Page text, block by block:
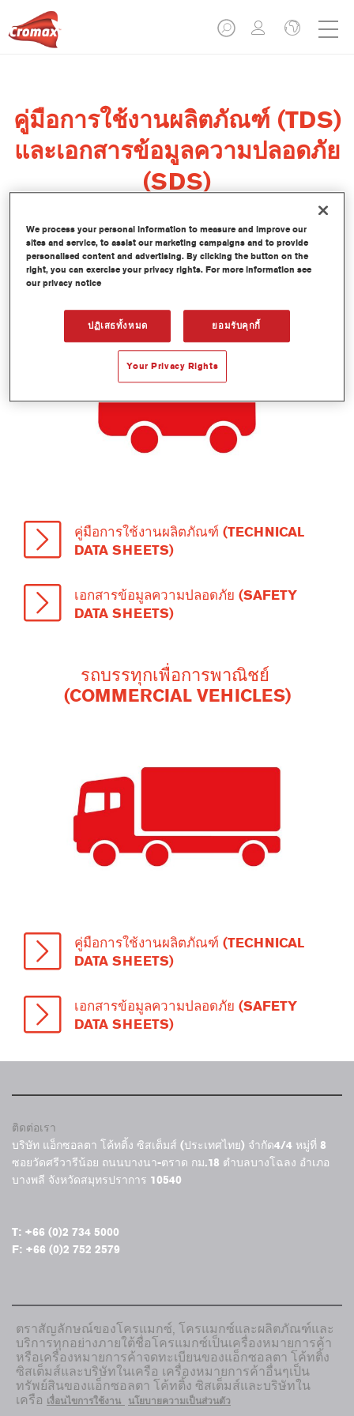
คู่มือการใช้งานผลิตภัณฑ์ (TDS)
และเอกสารข้อมูลความปลอดภัย
(SDS)
รถยนต์นั่งส่วนบุคคล (PASSENGER
คู่มือการใช้งานผลิตภัณฑ์ (TECHNICAL
DATA SHEETS)
เอกสารข้อมูลความปลอดภัย (SAFETY
DATA SHEETS)
รถบรรทุกเพื่อการพาณิชย์
(COMMERCIAL VEHICLES)
คู่มือการใช้งานผลิตภัณฑ์ (TECHNICAL
DATA SHEETS)
เอกสารข้อมูลความปลอดภัย (SAFETY
DATA SHEETS)
ติดต่อเรา
บริษัท แอ็กซอลตา โค้ทติ้ง ซิสเต็มส์ (ประเทศไทย) จำกัด4/4 หมู่ที่ 8
ซอยวัดศรีวารีน้อย ถนนบางนา-ตราด กม.18 ตำบลบางโฉลง อำเภอ
บางพลี จังหวัดสมุทรปราการ 10540
T: +66 (0)2 734 5000
F: +66 (0)2 752 2579
ตราสัญลักษณ์ของโครแมกซ์, โครแมกซ์และผลิตภัณฑ์และ
บริการทุกอย่างภายใต้ชื่อโครแมกซ์เป็นเครื่องหมายการค้า
หรือเครื่องหมายการค้าจดทะเบียนของแอ็กซอลตา โค้ทติ้ง
ซิสเต็มส์และบริษัทในเครือ เครื่องหมายการค้าอื่นๆเป็น
ทรัพย์สินของแอ็กซอลตา โค้ทติ้ง ซิสเต็มส์และบริษัทใน
เครือ เงื่อนไขการใช้งาน นโยบายความเป็นส่วนตัว
We process your personal information to measure and improve our
sites and service, to assist our marketing campaigns and to provide
personalised content and advertising. By clicking the button on the
right, you can exercise your privacy rights. For more information see
our privacy notice
ปฏิเสธทั้งหมด ยอมรับคุกกี้
Your Privacy Rights